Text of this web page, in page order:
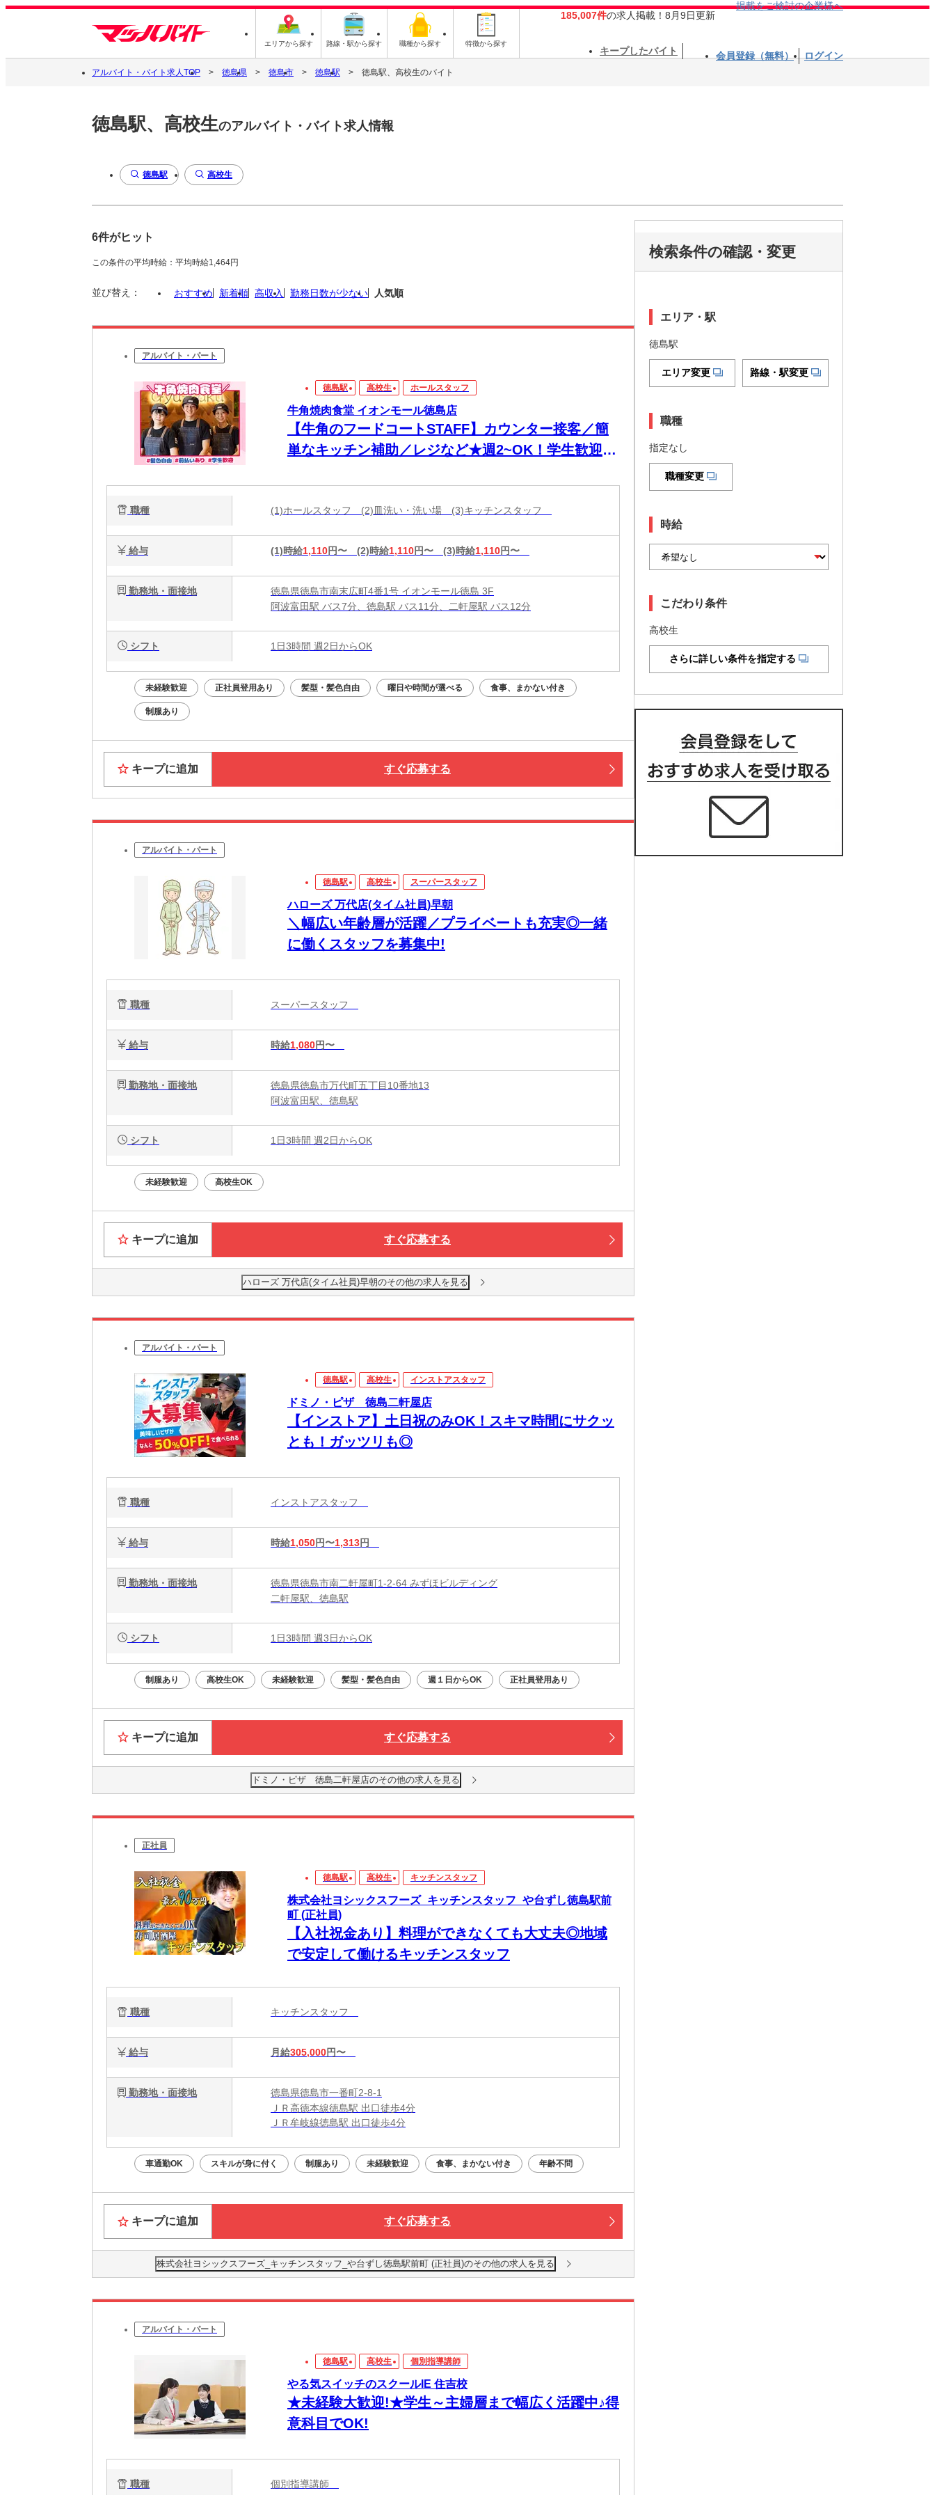
エリアから探す 路線・駅から探す 職種から探す 特徴から探す
185,007件の求人掲載！8月9日更新
掲載をご検討の企業様へ
キープしたバイト 会員登録（無料） ログイン
アルバイト・バイト求人TOP 徳島県 徳島市 徳島駅 徳島駅、高校生のバイト
徳島駅、高校生のアルバイト・バイト求人情報
徳島駅 高校生
6件がヒット
この条件の平均時給：平均時給1,464円
並び替え： おすすめ 新着順 高収入 勤務日数が少ない 人気順
アルバイト・パート
徳島駅 高校生 ホールスタッフ
牛角焼肉食堂 イオンモール徳島店
【牛角のフードコートSTAFF】カウンター接客／簡
単なキッチン補助／レジなど★週2~OK！学生歓迎☆
職種 (1)ホールスタッフ (2)皿洗い・洗い場 (3)キッチンスタッフ
給与 (1)時給1,110円〜 (2)時給1,110円〜 (3)時給1,110円〜
勤務地・面接地
徳島県徳島市南末広町4番1号 イオンモール徳島 3F
阿波富田駅 バス7分、徳島駅 バス11分、二軒屋駅 バス12分
シフト 1日3時間 週2日からOK
未経験歓迎 正社員登用あり 髪型・髪色自由 曜日や時間が選べる 食事、まかない付き
制服あり
キープに追加 すぐ応募する
アルバイト・パート
徳島駅 高校生 スーパースタッフ
ハローズ 万代店(タイム社員)早朝
＼幅広い年齢層が活躍／プライベートも充実◎一緒
に働くスタッフを募集中!
職種 スーパースタッフ
給与 時給1,080円〜
勤務地・面接地
徳島県徳島市万代町五丁目10番地13
阿波富田駅、徳島駅
シフト 1日3時間 週2日からOK
未経験歓迎 高校生OK
キープに追加 すぐ応募する
ハローズ 万代店(タイム社員)早朝のその他の求人を見る
アルバイト・パート
徳島駅 高校生 インストアスタッフ
ドミノ・ピザ 徳島二軒屋店
【インストア】土日祝のみOK！スキマ時間にサクッ
とも！ガッツリも◎
職種 インストアスタッフ
給与 時給1,050円〜1,313円
勤務地・面接地
徳島県徳島市南二軒屋町1-2-64 みずほビルディング
二軒屋駅、徳島駅
シフト 1日3時間 週3日からOK
制服あり 高校生OK 未経験歓迎 髪型・髪色自由 週１日からOK 正社員登用あり
キープに追加 すぐ応募する
ドミノ・ピザ 徳島二軒屋店のその他の求人を見る
正社員
徳島駅 高校生 キッチンスタッフ
株式会社ヨシックスフーズ_キッチンスタッフ_や台ずし徳島駅前
町 (正社員)
【入社祝金あり】料理ができなくても大丈夫◎地域
で安定して働けるキッチンスタッフ
職種 キッチンスタッフ
給与 月給305,000円〜
勤務地・面接地
徳島県徳島市一番町2-8-1
ＪＲ高徳本線徳島駅 出口徒歩4分
ＪＲ牟岐線徳島駅 出口徒歩4分
車通勤OK スキルが身に付く 制服あり 未経験歓迎 食事、まかない付き 年齢不問
キープに追加 すぐ応募する
株式会社ヨシックスフーズ_キッチンスタッフ_や台ずし徳島駅前町 (正社員)のその他の求人を見る
アルバイト・パート
徳島駅 高校生 個別指導講師
やる気スイッチのスクールIE 住吉校
★未経験大歓迎!★学生～主婦層まで幅広く活躍中♪得
意科目でOK!
職種 個別指導講師
検索条件の確認・変更
エリア・駅
徳島駅
エリア変更 路線・駅変更
職種
指定なし
職種変更
時給
こだわり条件
高校生
さらに詳しい条件を指定する